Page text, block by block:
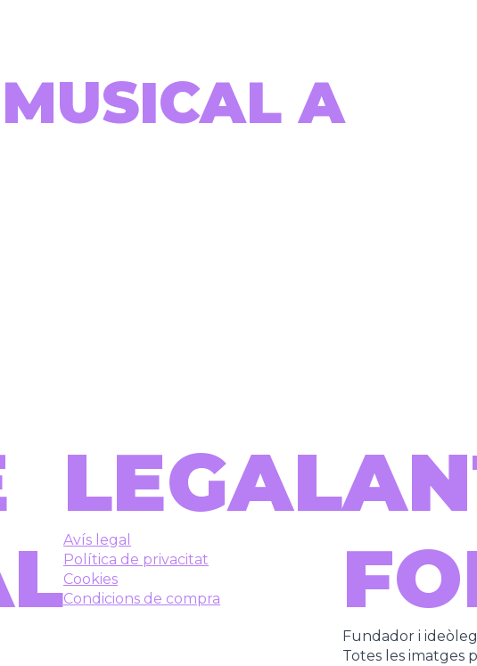
A
LEGAL
Avís legal
Política de privacitat
Cookies
Condicions de compra
Fundador i ideòleg
Totes les imatges